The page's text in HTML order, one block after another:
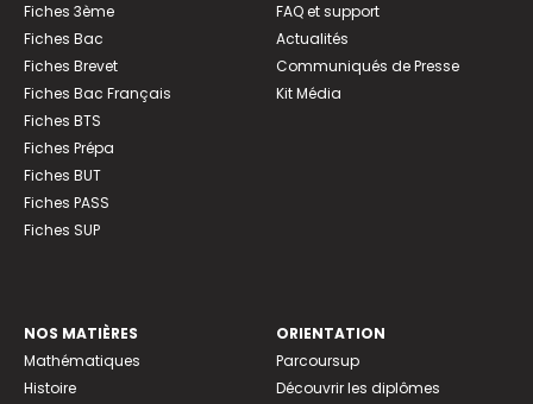
Fiches 3ème
Fiches Bac
Fiches Brevet
Fiches Bac Français
Fiches BTS
Fiches Prépa
Fiches BUT
Fiches PASS
Fiches SUP
FAQ et support
Actualités
Communiqués de Presse
Kit Média
NOS MATIÈRES
Mathématiques
Histoire
ORIENTATION
Parcoursup
Découvrir les diplômes